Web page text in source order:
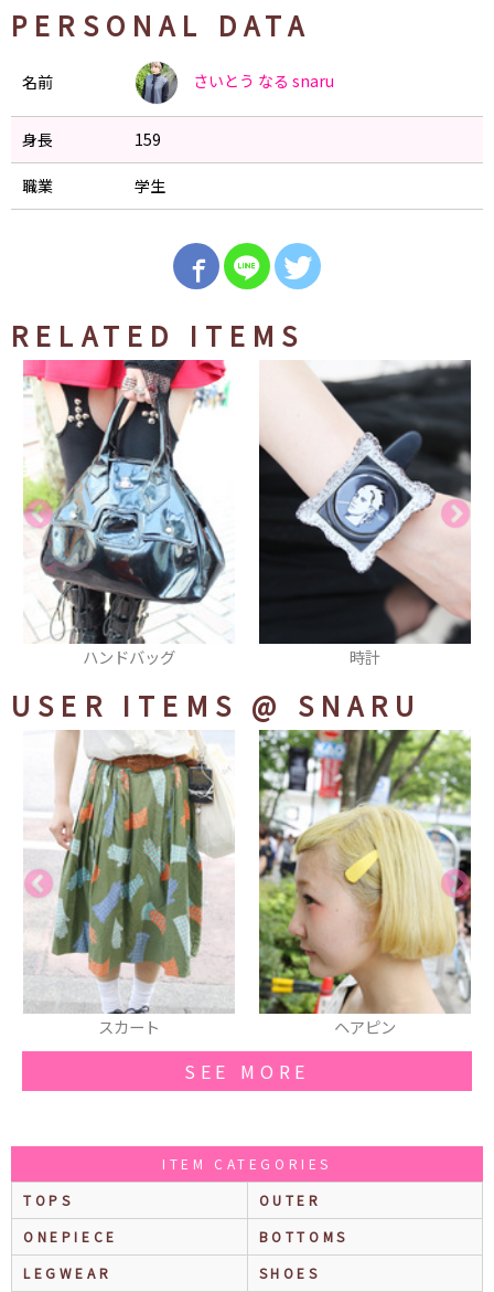
PERSONAL DATA
名前 さいとう なる snaru
身長 159
職業 学生
RELATED ITEMS
時計
USER ITEMS @ SNARU
SEE MORE
ITEM CATEGORIES
TOPS
OUTER
ONEPIECE
BOTTOMS
LEGWEAR
SHOES